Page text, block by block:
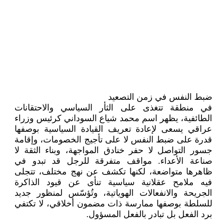
ضبط النفس في زمن التصعيد
في منطقة تتغذى على الثأر السياسي والاحتقانات
الطائفية، يظهر اسم محمد شياع السوداني كرئيس وزراء
عراقي يسعى لإعادة تعريف القيادة السياسية بوصفها
قدرة على ضبط النفس لا على تأجيج الخصومات، وإقامة
جسور التواصل لا حفر خنادق المواجهة، وبناء الثقة لا
صناعة الأعداء. مواقف متفرقة للرجل قد تبدو في
ظاهرها متواضعة، لكنها تكشف عن نهج مختلف، تتجلى
فيه ملامح عقلانية سياسية تنأى عن قيود الذاكرة
الجريحة والانفعالات الهوياتية، وتُؤسّس لمنظور جديد
للسلطة بوصفها ممارسة ذات مضمون أخلاقي، لا تكتفي
برد الفعل بل تبادر بالفعل المسؤول.